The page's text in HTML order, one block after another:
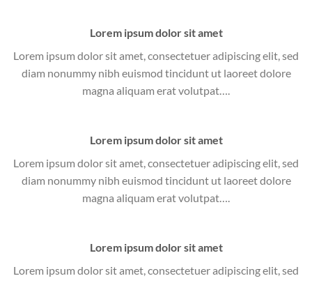
Lorem ipsum dolor sit amet
Lorem ipsum dolor sit amet, consectetuer adipiscing elit, sed
diam nonummy nibh euismod tincidunt ut laoreet dolore
magna aliquam erat volutpat….
Lorem ipsum dolor sit amet
Lorem ipsum dolor sit amet, consectetuer adipiscing elit, sed
diam nonummy nibh euismod tincidunt ut laoreet dolore
magna aliquam erat volutpat….
Lorem ipsum dolor sit amet
Lorem ipsum dolor sit amet, consectetuer adipiscing elit, sed